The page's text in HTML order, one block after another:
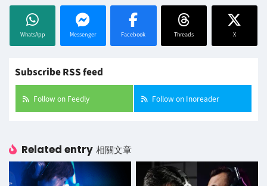
WhatsApp Messenger Facebook Threads X
Subscribe RSS feed
Follow on Feedly Follow on Inoreader
Related entry 相關文章